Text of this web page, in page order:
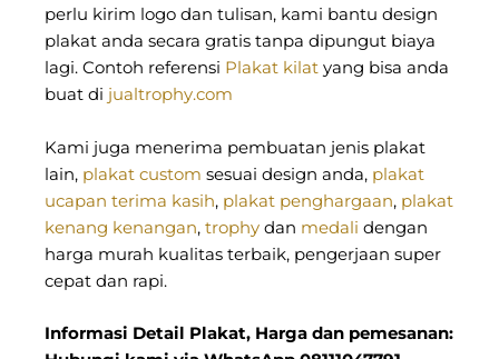
perlu kirim logo dan tulisan, kami bantu design
plakat anda secara gratis tanpa dipungut biaya
lagi. Contoh referensi Plakat kilat yang bisa anda
buat di jualtrophy.com
Kami juga menerima pembuatan jenis plakat
lain, plakat custom sesuai design anda, plakat
ucapan terima kasih, plakat penghargaan, plakat
kenang kenangan, trophy dan medali dengan
harga murah kualitas terbaik, pengerjaan super
cepat dan rapi.
Informasi Detail Plakat, Harga dan pemesanan: